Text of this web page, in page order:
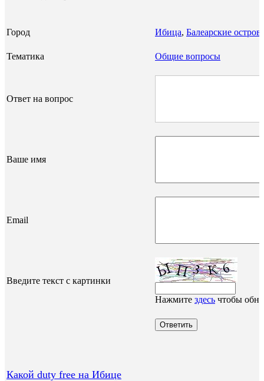
Город Ибица, Балеарские
Тематика Общие вопросы
Ответ на вопрос
Ваше имя
Email
Введите текст с картинки
Нажмите здесь чтобы
Какой duty free на Ибице